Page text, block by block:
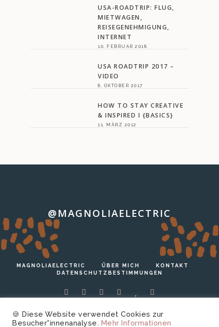
USA-ROADTRIP: FLUG,
MIETWAGEN,
REISEGENEHMIGUNG,
INTERNET
10. FEBRUAR 2018
USA ROADTRIP 2017 –
VIDEO
8. OKTOBER 2017
HOW TO STAY CREATIVE
& INSPIRED I {BASICS}
11. MÄRZ 2012
@MAGNOLIAELECTRIC
…
MAGNOLIAELECTRIC ÜBER MICH
KONTAKT
DATENSCHUTZBESTIMMUNGEN
🍪 Diese Website verwendet Cookies zur
Besucher*innenanalyse. Mehr Informationen